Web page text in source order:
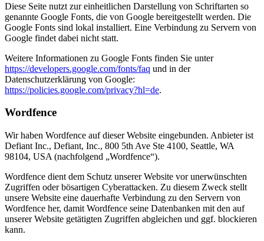
Diese Seite nutzt zur einheitlichen Darstellung von Schriftarten so
genannte Google Fonts, die von Google bereitgestellt werden. Die
Google Fonts sind lokal installiert. Eine Verbindung zu Servern von
Google findet dabei nicht statt.
Weitere Informationen zu Google Fonts finden Sie unter
https://developers.google.com/fonts/faq und in der
Datenschutzerklärung von Google:
https://policies.google.com/privacy?hl=de.
Wordfence
Wir haben Wordfence auf dieser Website eingebunden. Anbieter ist
Defiant Inc., Defiant, Inc., 800 5th Ave Ste 4100, Seattle, WA
98104, USA (nachfolgend „Wordfence“).
Wordfence dient dem Schutz unserer Website vor unerwünschten
Zugriffen oder bösartigen Cyberattacken. Zu diesem Zweck stellt
unsere Website eine dauerhafte Verbindung zu den Servern von
Wordfence her, damit Wordfence seine Datenbanken mit den auf
unserer Website getätigten Zugriffen abgleichen und ggf. blockieren
kann.